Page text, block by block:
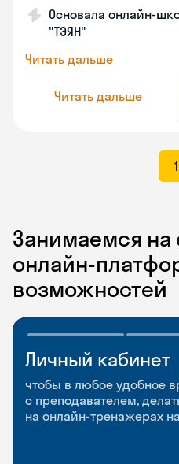
Основала онлайн-
"ТЭЯН"
Читать дальше
Читать дальше
1
Занимаемся на
онлайн-
возможностей
Личный кабинет
чтобы в любое удобное
с преподавателем,
на онлайн-тренажерах
Мобильное
приложение
чтобы заниматься и
и когда удобно
Разговорные
и Talks
Групповые занятия для
и индивидуальные